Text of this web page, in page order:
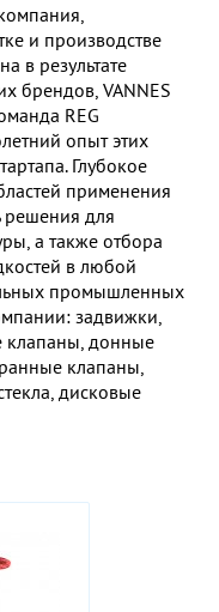
+7
и производстве
в результате
брендов, VANNES
REG
опыт этих
Глубокое
применения
решения для
а также отбора
в любой
промышленных
задвижки,
клапаны, донные
клапаны,
дисковые